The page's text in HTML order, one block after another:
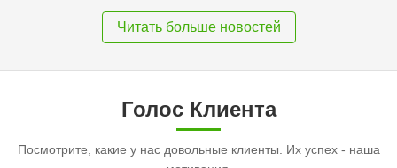
Читать больше новостей
Голос Клиента
Посмотрите, какие у нас довольные клиенты. Их успех - наша